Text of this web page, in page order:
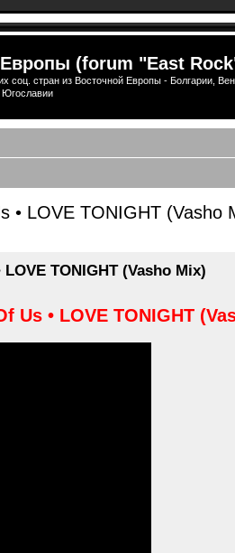
(forum "East
соц. стран из Восточной Европы - Болгарии,
• LOVE TONIGHT (Vasho
TONIGHT (Vasho Mix)
• LOVE TONIGHT